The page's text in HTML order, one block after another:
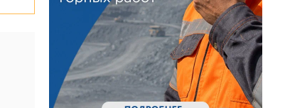
Уголь России и Майнинг 2025
Рудник 2024 | Обзор выставки
В помощь шахтёру 2024
Уголь России и Майнинг 2024